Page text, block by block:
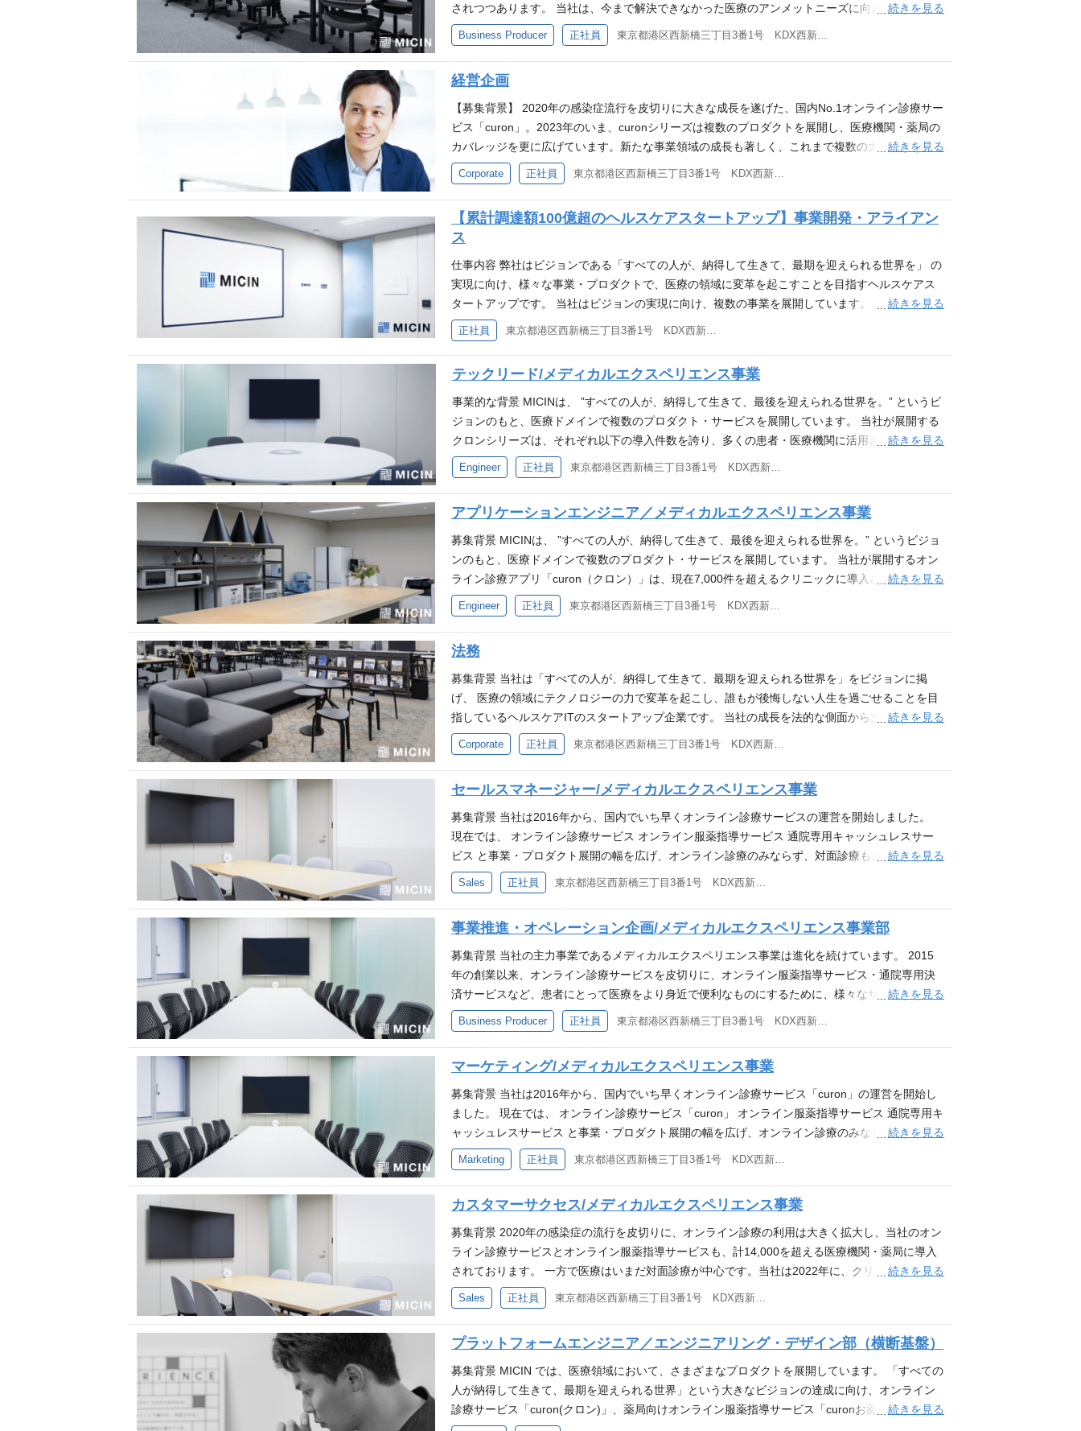
ipt)いずれかのアプリケーションの開発／運用経験 PdMやデザイナーとチームを組み、プロダクト
を改善していった経験 プロダクト開発に必要な各種情報のドキュメンテーション 歓迎する経験・
スキル プロジェクトもしくはプロダクトの、ゼロからの立ち上げ経験がある方 IaC（Terraformな
など有り 事業や業界へのキャッチアップや、他部門に関わる情報発信などを大切にしています P
C 貸与(Windows/Mac※選択可)、ソフトウェア・書籍購入サポート有り まだまだはじまったばか
りのことも多くありますので、更に磨きをかけていくために、一緒につくり上げていきましょ
う！
ームで開発を行っています。 小さなチームなのでフロントエンド／バックエンド専任のエンジニ
アというより、広く対応できるエンジニアが多いです。 もちろん、その中でも得意分野を活かし
て、その時々でチームにとって最適な開発タスクを随時担当しています。 社内全体として、勉強
幅広いトピックの発表が行われています。 ■開発フロー スプリントベースでこまめにチーム内で
フィードバックを得ながら開発を進めています。 直近の開発は対ユーザー向けには大規模リリー
スになるものが多くなっていますが、アジャイルの良さを極力出せる開発を心がけています。 企
画・UIデザイン・仕様策定の段階から設計、PoCを行いそれぞれの活動に対してフィードバック
を与えています。 ■直近のトピック シリーズCとして、40.5億円の資金調達を実施しました。 生
体音測定アプリ「BSA-01」が薬事承認を取得しました。 社内で毎月開催しているエンジニア主催
のLT会が第35回を迎えました。 社内エンジニアのみで技術記事執筆のアドベントカレンダーイベ
ントを実施しました。 周術期管理アプリMedBridgeの症例数が500例を突破しました。 ■開発チー
ムメンバーの特徴 勉強熱心 ビジネスへの関心 患者さんのために頑張る 技術へのこだわり 必要な
経験・スキル 以下のご経験をお持ちの方 プロダクトの設計～開発まで携わったことがある方 フ
ロントエンドもしくはバックエンドのアプリケーションの開発／運用経験 プロダクト開発に必要
な各種情報のドキュメンテーション プロセスマネージメントを意識したプロジェクトリード経験
ソフトウェアの品質向上に貢献してきた経験 歓迎する経験・スキル TypeScriptのサーバーサイド
の開発・運用経験 PdMやデザイナーとチームを組み、プロダクトを改善していった経験 React N
ative (TypeScript)のアプリケーションの開発／運用経験 IaC（Terraformなど）の構築・運用経験
医療機関に導入するサービスに関連する経験 QMSを踏まえた医療系システムの開発経験 脆弱性
を踏まえた開発経験 ユニットテスト、自動テストを導入した経験 その他 オンボーディング制度
や社内勉強会、月に一度の全社共有会の開催など有り 事業や業界へのキャッチアップや、他部門
に関わる情報発信などを大切にしています PC 貸与(Windows/Mac※選択可)
いくことができます。 必要な経験・スキル サービス連携が必要となるプロダクトの要求仕様策定
や要件定義を行ったご経験 デザイナーやエンジニアとの内製チームでの開発ディレクション経験
を集約しながら、プロダクト開発を推進していくコミュニケーション能力 MICINの各プロダクト
の仕様をヒヤリングしながら、共通基盤の仕様を自ら検討し、周囲と議論・合意を取りながら具
体的に落とし込んでいきます。画面の設計や技術的なことがおよそ理解出来、エンジニアやデザ
イナーと共にプロダクトの実現にむけて試行錯誤できる方を求めています。 歓迎する経験・スキ
ル ID連携・認証/認可・決済関連のサービスに関する知見 B向けのサービス管理基盤の要求仕様策
定からリリースまで推進した経験 アカウント開設から請求・支払いなどのSaaS提供のプロセ
スへの理解含む ビジネスプロセス系SaaSプロダクトにおけるモデリング経験 経営層や事業部長
との議論を通じて、プロダクトの戦略や企画を検討した経験 こんな方と働きたいです 患者・医療
現場の課題や医療ドメインの様々な知識やそれを解決するテクノロジーに対して積極的に興味を
持ち、わからないことは周りのメンバーに素直に聞くことができる 将来の未来をワクワクしなが
ら妄想しつつも、足元の課題をひとつひとつ愚直に乗り越えていける 課題やネガティブな状況で
もオープンでフラットなコミュニケーションができる メンバー間に意見の相違が行ったとして
も、目的志向で前向きに議論を進めれる その他 オンボーディング制度や社内勉強会、月に一度の
全社共有会の開催など有り 事業や業界へのキャッチアップや、他部門に関わる情報発信などを大
切にしています PC 貸与(Windows/Mac※選択可)、ソフトウェア・書籍購入サポート有り まだま
げていきましょう！
医療機器に該当するソフトウェアの開発という国内外を問わず前例が非常に少ない複数の製品の
企画/研究/開発/推進をしています。 この医療機器に該当するソフトウェアは、これまでの医薬品
するポテンシャルをもっています。 ただし、患者の治療に介入するソフトウェアとなるため、医
エビデンスを得るために、現在は、MICINの医療・製薬ドメインのノウハウを生かしながら、製
薬会社・医療機器メーカーや医療機関と連携しながら、探索的臨床研究や治験といった医療機器
として承認するために必要なプロセスを進めています。 今回募集するこのプロダクトマネージャ
ーのポジションは、ビジネスサイドと伴走しつつ、プロダクトマネジメントのノウハウを活用し
に、「本当に患者に必要なプロダクトとは何か」を考え、それを人々に届けるための戦略・戦術
など、上流工程からプロダクト開発をリードしていただきます。 具体的には、ご入社いただいて
ェア）の探索的臨床研究 治験を進める上で必要なプロダクト開発を推進いただきます。主に以下
の活動を行いながら、必要なプロダクトを定義し、リリースにつなげていただきます ビジネスサ
イドと共に、探索的臨床研究や治験で行うプロダクトの検証内容を検討（ステークホルダーへの
ヒヤリングによるリサーチが含まれます） デザイナーに協力しながら、患者や医師などの体験設
の目的を達成できる要求・要件を判断 徐々に対応いただく範囲やプロジェクトの数を広げつつ、
短期のプロジェクト推進だけでなく、プロダクト全体を俯瞰してみていただきます 事業部長や各
役割やプロジェクトのリード役と共に、デジタルセラピューティクス事業部のプロダクトロード
マップの策定 仕事の魅力 新しい事業の立ち上げが体感できること、特に、医療現場のニーズを打
ち手となる機能へ落とし込み、プロダクトの要件定義から社会実装まで、幅広い業務に関わる機
会があります。深い専門性だけでなく、事業をグロースさせていく上で、圧倒的なスピード感で
事業運営の俯瞰的な力を身につけることが出来ることも魅力の一つです。 様々なプレーヤーとの
クト開発をしています。ユーザー価値も難易度も共に高いプロダクトを育む経験から、プロダク
トマネージャーの視点の幅を大きく広げることもできます。 創業9年目という、まさにこれから
急成長を迎えるフェーズ。MICINの根幹を担っていく事業を、主導的にこれから拡大させていく
ことができます。 現在MICINで活躍するPdMの多くは、医療バックグラウンドを持たずに参画し
ており、ご自身の医療に対する情熱と新しいことを学ぶ貪欲さがあれば、ご活躍いただける可能
性が大いにあります。 MICINのメンバーは、ヘルスケア以外の領域出身のメンバーも含め、各分
野でトップレベルの知見、スキルを持っています。あらゆる異分野の知見を取り入れ、新しい価
値を世の中に届ける過程で、非常に優秀なメンバーと共に働ける刺激的な環境をご用意しており
ます。 必要な経験・スキル プロダクト開発において以下のご経験をお持ちの方 ご自身が窓口と
なり他社と交渉・調整を行った経験 業務ヒヤリングやユーザーリサーチなどの経験 ご自身で簡単
なワイヤーフレームを作成しながら、デザイナーに任せながら体験設計・UX/UIデザインを行った
経験 QCDのバランスをステークホルダーと調整しながら、プロジェクトを完遂させた経験 PRD
や画面仕様書などプロダクト開発に必要な各種情報のドキュメンテーション 内製のプロダクトチ
ームのマネジメント経験 歓迎する経験・スキル 以下いずれかのご経験をお持ちの方 新規サービ
ス立ち上げ経験（0→1の経験） 商品企画・事業開発経験 製薬や医療機器に関する知識・関連企業
での就業経験 プロダクトを事業の視点で語れ、経営層や事業部長レイヤーと共に戦略検討を行っ
た経験 こんな方と働きたいです 患者・医療現場の課題や医療ドメインの様々な知識に対して積極
的に興味を持ち、わからないことは素直に聞くことができる方 将来の未来をワクワクしながら妄
オープンでフラットなコミュニケーションができる方 メンバー間で意見の相違があっても、目的
志向で前向きに議論を進めることができる方 その他 オンボーディング制度や社内勉強会、月に一
度の全社共有会の開催など有り 事業や業界へのキャッチアップや、他部門に関わる情報発信など
だまだはじまったばかりのことも多くありますので、更に磨きをかけていくために、一緒につく
り上げていきましょう！
成ロードマップの策定と実行 などが不足していると考えています。 その結果、 技術負債が溜ま
りやすくQAコストが増える 開発スピードが落ちることでプロダクト成長が鈍化する可能性がある
メンバーの成長スピードが最大化されていない といった課題が生じています。 そこで今回、メデ
し、より良い開発チームの構築を牽引いただける、開発責任者（事業部CTO的な役割を想定）の
方にご参画いただきたいと考えています。 仕事内容 メディカルエクスペリエンス事業部におい
て、オンライン診療サービス「クロンオンライン診療」をはじめとした、事業部全体の技術リー
ドをお任せします。 以下のような技術・組織的なチャレンジがある中で、その実現をリードして
大化に向けたプロダクトの検討 医療機関の業務を理解ての精緻なデータモデリング、複雑な業務
記録の不足のない記録 複数のプロダクトをつなぐシームレスなUXの実現 上記を実現するため
スし続けるための継続的な開発プロセス・CI/CDの改善 チーム体制・プロダクトロードマップを
考慮した中長期的なリアーキテクチャ・技術負債の返却の計画 新規プロダクトのプロトタイプ開
発、その後のプロダクト開発における技術選定・アーキテクチャ設計 メンバーへのコードレビュ
ー エンジニアが事業・プロダクトの成長に向けて主体的に挑戦していくチームの文化作り（ピー
内容備考＞ 雇入れ直後：上記参照 変更の範囲：会社の定める業務 仕事の魅力 医療という、人生
す。 ビジョン・ミッションの下に複数の事業・プロダクトが存在しています。ヘルスケアスター
トアップは数多くありますが、これほどの幅広い事業・プロダクトを少数精鋭で運営している会
社はありません。各プロダクトの提供価値や実際に使われる場面、ユーザーの在り方を想像しな
がら、医療領域だからこそ求められる安心・安全の要素と、継続的な価値提供のための事業性を
計・実装する技術的な面白みがあります。 運用期・拡充期・立ち上げ期といった色々なフェーズ
のプロダクトに関わることができます。 これまでのご経験を活かしながら、開発組織の進化をご
自身の手でリードしていくチャレンジがあります。 開発チームについて メディカルエクスペリエ
ンス事業部のプロダクト開発には約10名のエンジニアが携わっています。 メンバーは主たる担当
プロダクトを持ちつつも、各プロダクト・事業の状況および開発タスクなどにより、必要なプロ
ジェクトに適宜アサインする形です。 また、各々がフロントからバックエンドまでフルスタック
に対応しています。 必要なスキル・経験 自社プロダクト開発におけるテックリードの経験 シス
ドレビューの経験 事業責任者・PdM・デザイナーとチームを組みプロダクト開発を行なった経験
自ら積極的に他のエンジニアや他職種に働きかけを行い、プロダクトを改善していった経験 プロ
ダクト開発に必要な各種情報のドキュメンテーションの経験 歓迎するスキル・経験 プロジェクト
もしくはプロダクトのゼロからの立ち上げ経験 IaC（Terraformなど）の構築・運用経験 SaaS、
医療／ヘルスケア領域のプロダクト開発経験 Ruby on Railsを用いた開発経験
をリードし、新しいサービスの構築・普及をリードしていただける事業開発担当を募集します。
仕事内容 デジタルセラピューティクス事業における事業開発・アライアンスの戦略策定から実行
までをお任せします。 パイプラインの導出などに関する業務全般 新規のアライアンスパートナー
の探索・折衝 既存のアライアンスパートナーとの関係性維持・強化 市場動向の調査、事業戦略及
び事前計画の立案 必要な経験・スキル MICINのビジョン・ミッション・バリューへの共感 以下の
いずれかの経験 医薬品や医療機器などにおける事業開発、アライアンス、ライセンスのいずれか
に関わる業務（5年以上） プロフェッショナルファームにおける医療・ヘルスケア領域担当（5年
以上） 歓迎する経験・スキル 以下のいずれかのご経験・知見をお持ちの方 ITプロダクトにおける
にした説明ができる方 これまでの経験やルールにとらわれず、複数の選択肢から最良の手段を比
較検討しやり切ることができる方 組織の状況・変化に応じた対応に携わり組織と自身の成長を一
緒に感じたい方 与えられた業務をこなすだけでなく、自ら考え、本質を理解する努力を惜しまな
い方 明るく、チームのために働くことが好きで、変化対応を前向きに捉えられる方 自分のアウト
会、月に一度の全社共有会の開催など有り 事業や業界へのキャッチアップや、他部門に関わる情
報発信などを大切にしています PC 貸与(Windows/Mac※選択可)、ソフトウェア・書籍購入サポ
ート有り まだまだはじまったばかりのことも多くありますので、更に磨きをかけていくために、
一緒につくり上げていきましょう！
されつつあります。 当社は、今まで解決できなかった医療のアンメットニーズに向き合い、納得
した医療体験や安心した治療生活の実現や新たな治療選択肢の創出に向けて、患者の治療生活の
中にある情報の価値を最大化し、患者と共に治療に取り組める仕組みをつるくために、治療補助
アプリ、生体情報共有アプリ、治療用アプリの開発を、様々な疾患領域の製薬企業や医療機器メ
ーカー、アカデミア機関と共同で取り組んでいます。 事業を更に加速させるべく、様々なステー
クホルダーと幅広いコミュニケーションを通じてプロジェクトをリードし、共に新しいサービス
の構築・普及に携わっていただける方を募集します。 仕事内容 MICINが取り組むパイプラインの
プロジェクトリーダーとして、SaMD開発のKOLマネジメント/アライアンスマネジメント、臨床
開発の推進、事業企画を進めていただきます。 具体的な業務内容 医療のアンメットニーズを解
決するSaMD開発のプロジェクトのリード 研究者、医療現場、製薬企業、医療機器メーカーなど
様々なステークホルダーのファシリテーション 臨床研究/治験のプロジェクトマネジメント パイ
プラインの事業企画 プロダクト開発チームなど、社内ステークホルダーのファシリテーション 仕
事の魅力 Beyond the pillやAround the pillという概念は、提唱されてから長らく経ちますが、実際
に医療現場にて有効に活用されている事例は多くありません。 まだまだ手探りなDTx業界の中で
パイオニアとしての経験、実績を積むことができます。 当社では社内のデータサイエンティス
ト、アプリケーションエンジニア、プロダクトマネジャーなど異分野の人材との密なコラボレー
ションを通じ、本当に意味のあるSaMD開発を行うことが出来ます。 また創業8年目という、まさ
にこれから急成長を迎えるフェーズに、当社の根幹を担っていく事業を、主導的にこれから拡大
させていくことができます。 当社のメンバーは、ヘルスケア以外の領域出身のメンバーも含め、
各分野でトップレベルの知見、スキルを持っています、あらゆる異分野の知見を取り入れ、新し
い価値を世の中に届ける過程で、非常に優秀なメンバーと共に働ける刺激的な環境をご用意して
おります。 必要な経験・スキル 以下のいずれかのご経験をお持ちの方 製薬企業や医療機器メー
カー、医療機関や研究機関での共同研究のリード、アライアンスマネジメントのご経験 新規事業
ームにおける実務経験（ヘルスケア領域、R&D領域） 歓迎する経験・スキル 以下のいずれかのご
経験・知見をお持ちの方 事業企画や事業グロースに関わったご経験 様々な 疾患領域の広く深い
知識 臨床研究に関わったご経験 こんな方と働きたいです 医療への思いがある方 今までの経験を
プを持ち、事業を成長させていけるマインドセットをお持ちの方 その他 オンボーディング制度や
社内勉強会、月に一度の全社共有会の開催など有り 事業や業界へのキャッチアップや、他部門に
関わる情報発信などを大切にしています PC 貸与(Windows/Mac※選択可)、ソフトウェア・書籍
購入サポート有り まだまだはじまったばかりのことも多くありますので、更に磨きをかけていく
続きを見る
Business Producer 正社員
経営企画
【募集背景】 2020年の感染症流行を皮切りに大きな成長を遂げた、国内No.1オンライン診療サー
ビス「curon」。2023年のいま、curonシリーズは複数のプロダクトを展開し、医療機関・薬局の
カバレッジを更に広げています。新たな事業領域の成長も著しく、これまで複数の大手事業会社
との資本・業務提携を行ってきており、会社のフェーズはいっそう進みつつあります。今後、更
なる全社成長のため、事業の成長をサポートしながら、全社戦略・運営、資金調達、IPO推進を牽
引していく経営企画機能を強化すべく、新たなポジションを募集します。 【職務内容】 経営企画
室にて、全社の戦略策定や実行をミッションに以下の業務を行っていただくことを想定していま
す。CFOと共に事業戦略・経営企画をメインに幅広く推進していくことを期待しています。 ＜入
社後、まずお任せしたいこと＞ 全社予算策定、予算管理、中期経営計画策定 各事業部の予算策
定、予算管理 ステークホルダーコミュニケーション（株主、取締役会、証券会社、投資家） 資金
調達サポート ＜将来的にお任せする可能性があること＞ 全社アライアンスのスキーム作成及び実
行 全社戦略、各事業戦略 【仕事の魅力】 感染症の流行以降、デジタルヘルスは変容を見せてお
り、その潮流の中でまさに当社サービスが"医療の当たり前"となる未来を作る、ダイナミックな動
きを当事者として関わることがきます。 医療は、誰もがいつかは患者or患者家族として関わる可
能性が高い身近な領域です。その中で、医療を受ける側として捉えるのではなく、医療を供給・
変えていく側としての仕事は、簡単ではありませんがやりがいを感じられる瞬間が多いものだと
思います。 当社は複数事業を同時に立ち上げる「compound startup」であり、経営企画室に求め
られる役割は大きくなっています。また現在、医療領域の変化が激しく、デジタルの市場が大き
く開かれていっているまたとないタイミングであり、経営企画として、難しさと共に大きな醍醐
味を味わうことができます。 少人数チームにして幅広い業務を進めていくため、一人ひとりの役
割が大きくその分裁量も大きいです。役職や年齢、過去の経験を問わず、当社にとって最良の手
段であるものは積極的に取り入れて推進していくことが出来ます。 当社のメンバーは、ヘルスケ
ア以外の領域出身のメンバーも含め、各分野でトップレベルの知見、スキルを持っています、あ
らゆる異分野の知見を取り入れ、新しい価値を世の中に届ける過程で、非常に優秀なメンバーと
共に働ける刺激的な環境をご用意しております。 【必須（MUST）】 当社ビジョン・バリューへ
て、意見や価値観の異なる社内外のステークホルダーと信頼関係を築ける方 【人物イメージ】 論
理的、かつ、数値による根拠を明確にした説明ができる方 これまでの経験やルールにとらわれ
ず、複数の選択肢から最良の手段を比較検討しやり切ることができる方 組織の状況・変化に応じ
考え、本質を理解する努力を惜しまない方 明るく、チームのために働くことが好きで、変化対応
を前向きに捉えられる方 自分のアウトプットに思いを持ち、最期までやり切ることができる方
続きを見る
Corporate 正社員
【累計調達額100億超のヘルスケアスタートアップ】事業開発・アライアン
ス
仕事内容 弊社はビジョンである「すべての人が、納得して生きて、最期を迎えられる世界を」 の
実現に向け、様々な事業・プロダクトで、医療の領域に変革を起こすことを目指すヘルスケアス
タートアップです。 当社はビジョンの実現に向け、複数の事業を展開しています。 今回の募集
は、複数の事業のうち、 ・オンライン医療事業 ・メディカルエクスペリエンス事業 において、
さらなる事業拡大に向け、様々な事業会社や医療機関など外部パートナーとのアライアンス・協
ュニケーションを通じてディスカッション・ご提案させてください。 参考： ・経済産業省による
スタートアップ支援プログラム「J‐Startup2021」選出 ・ソーシャル経済メディアNewsPicksの記
事「日本のトップ投資家10人が選ぶ、すごいスタートアップ50社」選出 ・「日経優秀製品・サー
ビス賞」最優秀賞受賞 必要な経験・スキル 以下のいずれかのご経験をお持ちの方 ・製薬企業や
医療機器メーカー、医療機関や研究機関での共同研究のリード、アライアンスマネジメントのご
経験 ・IT企業での事業開発のご経験 ・戦略コンサルティングファームにおける実務経験 歓迎する
経験・スキル 以下のようなご経験・知見をお持ちの方 ・医療・ヘルスケア領域でのご経験 ・新
規事業開発/事業企画や事業グロースに関わったご経験 その他 以下の要素をお持ちの方は当社へ
のフィットが高いと思います ・社会貢献性の高い事業への興味・関心 ・今までの経験をアンラー
ニングして、さらに自身の成長を加速できる姿勢 ・自らが強いオーナーシップを持ち、事業を成
長させていけるマインドセット
続きを見る
正社員
テックリード/メディカルエクスペリエンス事業
事業的な背景 MICINは、 ”すべての人が、納得して生きて、最後を迎えられる世界を。” というビ
ジョンのもと、医療ドメインで複数のプロダクト・サービスを展開しています。 当社が展開する
クロンシリーズは、それぞれ以下の導入件数を誇り、多くの患者・医療機関に活用されていま
す。 ・オンライン診療サービス「クロンオンライン診療」：導入クリニック数7,000件以上 ・薬
局向けサービス：「クロンお薬サポート」：導入薬局6,000店舗以上 ・通院専用キャッシュレス
サービス「クロンスマートパス」導入医療機関数1,500件以上 クロンシリーズは2016年に患者と
医師をオンラインで繋ぐオンライン診療サービスから提供を開始し、服薬指導を中心とした薬局
向けサービス、対面診療もカバーする通院専用キャッシュレスサービスと新しいプロダクトをリ
リースしてきました。 現在MICIN内で最大のコードベースとなっています。 今後は各プロダクト
それぞれの進化はもちろん、MICINが提供する他事業とのシナジーを深め、患者と医療者の一気
通貫の医療体験を創るフェーズにシフトしていきます。 プロダクトがさらに複雑化する中、新機
能開発だけでなくドメインモデリング、DevOps、データの保守など、様々な観点から技術課題を
定義し、継続性とスピード感のある開発の実現が求められています。 解決していただきたい課題
メディカルエクスペリエンス事業部の現状のエンジニアチームでは、更なるプロダクト・プロジ
ェクトの拡大・進化を実現するためのスケーラブルな開発組織・体制を作る力が必ずしも十分で
はありません。 具体的には、 ・プロダクトの全体像や中長期での目線への意識 ・プロダクトの
状態に適した技術・開発手法の選定・技術レベルの担保 ・プロダクトビジョンの共有、事業責任
上 ・エンジニアの育成ロードマップの策定と実行 などが不足していると考えています。 その結
果、 ・技術負債が溜まりやすくQAコストが増える ・開発スピードが落ちることでプロダクト成
長が鈍化する可能性がある ・メンバーの成長スピードが最大化されていない といった課題が生じ
開発チームの構築を牽引いただけるテックリードの方にご参画いただきたいと考えています。 お
任せする業務内容 メディカルエクスペリエンス事業部において、オンライン診療サービス「クロ
ンオンライン診療」をはじめとした、事業部プロダクトの技術リードをお任せします。 以下のよ
うな技術・組織的なチャレンジがある中で、その実現をリードしていただくことを期待していま
検討 ・医療機関の業務を理解ての精緻なデータモデリング、複雑な業務記録の不足のない記録 ・
のアーキテクチャ設計 ・セキュアで品質が高いプロダクトを素早くリリースし続けるための継続
的な開発プロセス・CI/CDの改善 ・チーム体制・プロダクトロードマップを考慮した中長期的な
リアーキテクチャ・技術負債の返却の計画 ・新規プロダクトのプロトタイプ開発、その後のプロ
ダクト開発における技術選定・アーキテクチャ設計 ・メンバーへのコードレビュー ＜業務内容備
いう、人生の中で誰もが関わり、また人生の質に大きく影響する事業領域の進化に貢献すること
ができます。 ・ビジョン・ミッションの下に複数の事業・プロダクトが存在しています。ヘルス
ケアスタートアップは数多くありますが、これほどの幅広い事業・プロダクトを少数精鋭で運営
している会社はありません。各プロダクトの提供価値や実際に使われる場面、ユーザーの在り方
を想像しながら、医療領域だからこそ求められる安心・安全の要素と、継続的な価値提供のため
の事業性を踏まえつつ、将来的なプロダクト間の連携も意識しながら、最適な形でアーキテクチ
ャーの設計・実装する技術的な面白みがあります。 ・運用期・拡充期・立ち上げ期といった色々
織の進化をご自身の手でリードしていくチャレンジがあります。 現状のチーム体制 メディカルエ
クスペリエンス事業部のプロダクト開発には約10名のエンジニアが携わっています。 メンバーは
主たる担当プロダクトを持ちつつも、各プロダクト・事業の状況および開発タスクなどにより、
必要なプロジェクトに適宜アサインする形です。 また、各々がフロントからバックエンドまでフ
ルスタックに対応しています。 必要な経験・スキル 以下のご経験をお持ちの方 自社プロダクト
開発におけるテックリードの経験 システム要件定義・アーキテクチャ設計の経験 拡張性を考慮し
たシステム構築、技術選定の経験 コードレビューの経験 事業責任者・PdM・デザイナーとチーム
を組みプロダクト開発を行なった経験 自ら積極的に他のエンジニアや他職種に働きかけを行い、
プロダクトを改善していった経験 プロダクト開発に必要な各種情報のドキュメンテーションの経
験 歓迎する経験・スキル プロジェクトもしくはプロダクトのゼロからの立ち上げ経験 IaC（Terr
aformなど）の構築・運用経験 SaaS、医療／ヘルスケア領域のプロダクト開発経験 Ruby on Rail
sを用いた開発経験
続きを見る
Engineer 正社員
アプリケーションエンジニア／メディカルエクスペリエンス事業
募集背景 MICINは、 ”すべての人が、納得して生きて、最後を迎えられる世界を。” というビジョ
ンのもと、医療ドメインで複数のプロダクト・サービスを展開しています。 当社が展開するオン
ライン診療アプリ「curon（クロン）」は、現在7,000件を超えるクリニックに導入されており、
業界トップクラスのシェアを誇っています。 curonプロダクトは創業当初より運営しているサー
ビスですが、現在はオンライン診療のみでなく、以下のようなプロダクトも展開しています。 ・
薬局向けサービス「curonお薬サポート」 ・キャッシュレス（オンライン決済）サービス「クロ
ンスマートパス」 ・オンラインピル処方サービス「ピルマル」 現在MICINの新たな事業として、
お薬のオンライン処方サービスの立ち上げを行なっております。 この新サービスのエンジニアと
して、開発〜運用までフルスタックかつフルサイクルにご活躍いただけるエンジニアを募集して
います。 仕事内容 メディカルエクスペリエンス事業部において、新しく立ち上げたオンライン処
方サービスをはじめとした、アプリケーションの設計／開発／運用をお任せします。 具体的に
は、以下のような開発業務を想定しています。 ・サービスサイト ・オンライン診察の際に医療機
関が使用するシステム ・決済システム ・配送システム ・顧客管理システム ・外部APIとの連携
など 開発においては、フロント〜バックエンドまでフルスタックに担当いただきます。 フロン
トエンドはTypeScript、バックエンドはRuby on railsを用いた開発となります。 ※プロダクトの
詳細については、カジュアル面談の際にご説明させていただきます。 ＜業務の進め方＞ PdM、D
sn、QAエンジニアと協業して進めていただきます。 ユーザーが患者、医療機関、薬局と多岐にわ
をリードできるため、技術的意思決定の機会も多くなります。 医療制度やビジネス上の要件を理
解するにあたっては、サービス開発と並行して少しずつ学習していただく必要はありますが、ビ
ジネスチームに医療業界経験者が多いこともあり、話し合い／質問しながら理解を深め、開発を
業部内にいくつかチームがあり、そのうちの1チームに所属いただきます。 現在5名のエンジニア
が所属しています。 メンバーは主たる担当プロダクトを持ちつつも、各プロダクト・事業の状況
および開発タスクなどにより、必要なプロジェクトに適宜アサインする形です。 各々がフロント
からバックエンドまでフルスタックに対応しています。 ＜業務内容備考＞ 雇入れ直後：上記参照
企業風土で働くことが出来ます。医療の領域は古典的なイメージをもたれる方もいますが、だか
ています。 メディカルエクスペリエンス事業部の中でも、創業プロダクトであるcuronは10→100
といったフェーズにあり、今回のサービスは0→1フェーズです。そのため、運用期・拡充期・立
ち上げ期といった色々なフェーズのプロダクトに関わることができます。 運用に入ったフェーズ
のプロダクトは、ユーザーからの問い合わせのうち技術的な対応が求められるものに関して、カ
題を精査し解決に当たるサポートエンジニアが入り運用をしております。 インフラチームが開発
環境をしっかりと整えているため、安定基盤の中、開発の技術選定から携われる裁量がありま
す。 オンライン診療サービス「curon」のフロントエンドはすべてTypeScriptで書かれています。
数多くの機能を搭載しているのでシステムのボリュームが大きく、またUX向上の一環として「見
せる動き」を心がけていることから、数々のノウハウを蓄積してきたTS開発は強みの1つとなっ
ています。 開発チームについて メディカルエクスペリエンス事業部のプロダクト開発には約10名
のエンジニアが携わっています。 毎週エンジニアとデザイナーが集まるMTGを行い、進捗の共有
のメンバーと共に創出して行くなど、一人一人のメンバーが自らオーナシップを取って業務に取
り組んでいます。 ＜開発フロー＞ 基本的にはスプリントをベースにしたアジャイルな開発を心が
けています。日々ユーザーとなってくださる、医療機関様や患者様の声に耳を傾けながら、開発
に取り組むことができています。 短期的な要望と、中長期に目指すプロダクト戦略から落ちてく
続きを見る
Engineer 正社員
法務
募集背景 当社は「すべての人が、納得して生きて、最期を迎えられる世界を」をビジョンに掲
げ、 医療の領域にテクノロジーの力で変革を起こし、誰もが後悔しない人生を過ごせることを目
指しているヘルスケアITのスタートアップ企業です。 当社の成長を法的な側面から支え、事業と
組織の成長に貢献いただける、攻めと守りの両面を担う法務担当者を募集します。 仕事内容 企業
法務全般に加え、当社が運営する医療・ヘルスケアIT事業や保険事業特有の法的課題への対応を
リードいただきます。 具体的には、以下の内容となります。 契約法務 コンプライアンス・リス
ク管理 広告・プロモーションの適法性チェック 社内規程の整備・運用、法務研修の実施 コーポ
レート法務・ガバナンス 株主総会・取締役会関連業務 知的財産権（特許、商標）の管理、ライセ
ンス戦略サポート 社内からの法務相談対応および顧問弁護士との連携 必要な経験・スキル 弁護
士事務所 または 企業法務での実務経験3年以上（業界不問） 契約書の作成・審査・交渉を自律的
に遂行できる能力 民法、会社法、知財法など、企業活動に必要な基本的な法律知識 部門横断的な
コミュニケーション能力と、スピード感をもって業務を推進できる実行力 Word, Excel, PowerPoi
nt等の基本的なPCスキル 歓迎する経験・スキル ヘルスケア、製薬、医療機器、IT業界での法務実
務経験 英文契約書への対応 こんな方と働きたいです 当社のビジョンと事業内容への共感 「でき
ない理由」ではなく、「どうすれば実現できるか」を法的な観点から提案できる方 スピード感が
求められる対応が得意な方 自律的に業務を進めながらも、チームワークやコミュニケーションを
大切にできる方 その他 オンボーディング制度や社内勉強会、月に一度の全社共有会の開催など有
(Windows/Mac※選択可)、ソフトウェア・書籍購入サポート有り まだまだはじまったばかりのこ
とも多くありますので、更に磨きをかけていくために、一緒につくり上げていきましょう！
続きを見る
Corporate 正社員
セールスマネージャー/メディカルエクスペリエンス事業
募集背景 当社は2016年から、国内でいち早くオンライン診療サービスの運営を開始しました。
現在では、 オンライン診療サービス オンライン服薬指導サービス 通院専用キャッシュレスサー
ビス と事業・プロダクト展開の幅を広げ、オンライン診療のみならず、対面診療もカバーし、患
者の新たな医療体験の創造に挑戦し続けています。 更なる事業拡大に向け、ビジネス面での様々
なミッションを担っていただける方を募集します。 仕事内容 医療機関・薬局・患者向けのプロダ
クトを提供するメディカルエクスペリエンス事業において、以下の組織をリードしていただきた
いと考えております。 医療機関（クリニック・病院）向けのセールス 医療機関（クリニック・病
院）向けのカスタマーサクセス 薬局向けのセールス 薬局向けのカスタマーサクセス 候補者様の
ご経験・ご志向性や当社の事業・組織状況により、担当範囲が変わる可能性がございます。 ま
た、入社後すぐのミッションについては、面接でこれまで培われたご経験やご志向性、キャリア
ビジョン等をお伺いしつつ、ご提案させてください。 ＜業務内容備考＞ 雇入れ直後：上記参照
変更の範囲：会社の定める業務 必要な経験・スキル ITプロダクトを扱う事業での、セールスにお
ける高い実績の創出経験 社会貢献性の高いビジネス（特に医療領域）への興味関心 歓迎する経
験・スキル SaaSビジネスのご経験 医療・ヘルスケア領域でのご経験 マネジメントのご経験（規
模は問わない） その他 オンボーディング制度や社内勉強会、月に一度の全社共有会の開催など有
り 事業や業界へのキャッチアップや、他部門に関わる情報発信などを大切にしています PC 貸与
(Windows/Mac※選択可)、ソフトウェア・書籍購入サポート有り まだまだはじまったばかりのこ
続きを見る
Sales 正社員
事業推進・オペレーション企画/メディカルエクスペリエンス事業部
募集背景 当社の主力事業であるメディカルエクスペリエンス事業は進化を続けています。 2015
年の創業以来、オンライン診療サービスを皮切りに、オンライン服薬指導サービス・通院専用決
済サービスなど、患者にとって医療をより身近で便利なものにするために、様々なサービスをリ
リースしてまいりました。 運営サービスが増えると同時に、サービスをご利用くださるユーザー
やクライアントの数が増え、取引・施策の数や性質も増加し、多種多様となっております。 一方
それを支える仕組みは十分に整備・整理されていないのが現状です。 事業やステークホルダー、
それぞれの状況を深く理解した上で、最適な仕組みやオペレーションを構築し、事業成長を推進
するミッションを担う方を募集いたします。 仕事内容 本ポジションは、事業戦略やそれに紐づく
さまざまな施策を実現・スケールさせるための仕組みづくりや運用をミッションとしています。
具体的には、 新規サービス・機能・施策等に関連する仕組みやオペレーション設計と運用（例：
契約・請求・売上計上・アカウント発行など） 事業部内のシステムと管理プロセスの最適化 上記
に関連する事業部内メンバーや取引先との連携・コミュニケーション その他、ご経験やご志向性
によって、事業推進に関わる分析・資料作成等もお任せする可能性もございます。 詳細につきま
しては、面談・面接時にご説明させてください。 なお、候補者様のご経験・ご志向性や当社の事
業・組織状況により、担当範囲が変わる可能性がございます。面接でこれまで培われたご経験や
ご志向性、キャリアビジョン等をお伺いしつつ、ご相談させてください。 ＜業務内容備考＞ 雇入
れ直後：上記参照 変更の範囲：会社の定める業務 必要な経験・スキル ベンチャーやスタートア
界等での業務改善経験（2年以上） 歓迎する経験・スキル ITビジネスのご経験 医療・ヘルスケア
領域でのご経験 こんな方と働きたいです 当社のビジョンと事業内容への共感 「できない理由」
ではなく、「どうすれば実現できるか」をオペレーションの観点から考えられる方 スピード感が
大切にできる方 その他 オンボーディング制度や社内勉強会、月に一度の全社共有会の開催など有
り 事業や業界へのキャッチアップや、他部門に関わる情報発信などを大切にしています PC 貸与
(Windows/Mac※選択可)、ソフトウェア・書籍購入サポート有り まだまだはじまったばかりのこ
続きを見る
Business Producer 正社員
マーケティング/メディカルエクスペリエンス事業
募集背景 当社は2016年から、国内でいち早くオンライン診療サービス「curon」の運営を開始し
ました。 現在では、 オンライン診療サービス「curon」 オンライン服薬指導サービス 通院専用キ
ャッシュレスサービス と事業・プロダクト展開の幅を広げ、オンライン診療のみならず、対面診
療もカバーし、患者の新たな医療体験の創造に挑戦し続けています。 より多くの医師・医療機
関・薬局に当社サービスの価値（診療の効率化、患者さんとのつながりの強化）を正しく伝え、
導入数を最大化するための戦略的マーケティング担当を募集します。 仕事内容 医療機関（クリニ
ック〜大規模病院）及び薬局に対するリード獲得から商談創出までをリードしていただきます。
戦略立案: 事業目標達成に向けたマーケティング戦略およびKPIの策定 リードジェネレーション:
Web広告、SEO、コンテンツマーケティングの企画・運用 学会・展示会への出展企画、共催セミ
ナー（ウェビナー）の企画・運営 リードナーチャリング: MAツールを活用したメールマーケティ
ング、ホワイトペーパー制作などによる検討度合いの引き上げ セールス連携: インサイドセール
ス・フィールドセールスと連携した、商談化率・受注率向上のための施策実行 開発連携: マーケ
ティング施策から得られたインサイトを抽出し、プロダクト改善のためにフィードバック ＜業務
内容備考＞ 雇入れ直後：上記参照 変更の範囲：会社の定める業務 仕事の魅力 裁量と業務の幅広
さ 自社プロダクトだからこそターゲットの選定、分析、企画立案、効果検証、そして最適化ま
で、全ての工程に仕組み作りから関わっていただきます。トライアンドエラーを繰り返しながら
よりベストなものを追求していけるのもこのポジションならではです。 社会的意義が強い分野で
続きを見る
Marketing 正社員
カスタマーサクセス/メディカルエクスペリエンス事業
募集背景 2020年の感染症の流行を皮切りに、オンライン診療の利用は大きく拡大し、当社のオン
ライン診療サービスとオンライン服薬指導サービスも、計14,000を超える医療機関・薬局に導入
されております。 一方で医療はいまだ対面診療が中心です。当社は2022年に、クリニックの対面
診療で利用できる『通院専用キャッシュレス決済サービス』をリリースしました。これは、患者
さんが医療機関を受診する際の受付・会計・薬の受け取りがスマホひとつで完結し、手ぶらで通
院が可能なクリニック専用のキャッシュレス決済サービスです。 医療ドメインに特化した当社が
持つ、豊富な医療機関や薬局との接点を活かし、対面診療でも患者さんの課題を解決する仕組み
づくりを実現すべく、より多くの患者さんや医療機関・薬局とのつながりを生み出そうとしてい
ます。 今後の更なる利用拡大と、導入先の支援に力を入れていくため、カスタマーサクセスを募
集します。 仕事内容 キャッシュレス決済サービスの導入支援とアカウントマネジメントをお任せ
します。具体的には以下のような業務となります。 オンボーディング：セールスが受注した顧客
続きを見る
Sales 正社員
プラットフォームエンジニア／エンジニアリング・デザイン部（横断基盤）
募集背景 MICIN では、医療領域において、さまざまなプロダクトを展開しています。 「すべての
人が納得して生きて、最期を迎えられる世界」という大きなビジョンの達成に向け、オンライン
診療サービス「curon(クロン)」、薬局向けオンライン服薬指導サービス「curonお薬サポー続きを見る